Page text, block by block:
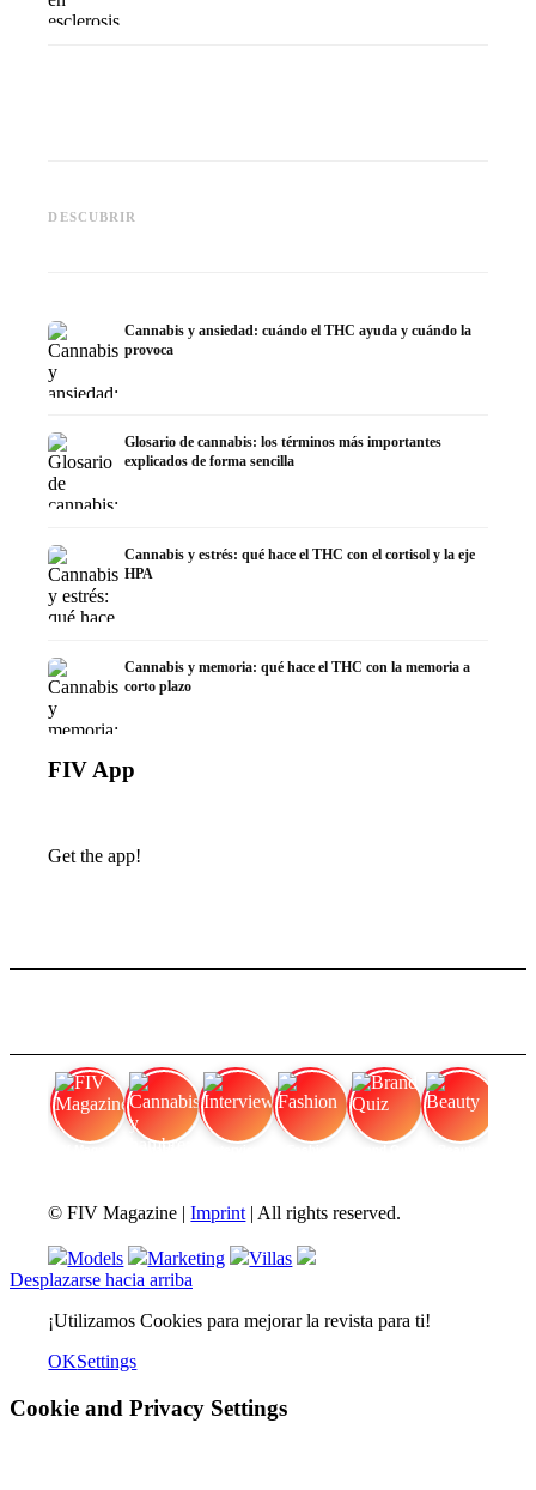
DESCUBRIR
la investigación
Cannabis y ansiedad: cuándo el THC ayuda y cuándo la
provoca
Glosario de cannabis: los términos más importantes
explicados de forma sencilla
Cannabis y estrés: qué hace el THC con el cortisol y la eje
HPA
Cannabis y memoria: qué hace el THC con la memoria a
corto plazo
FIV App
Get the app!
© FIV Magazine |Imprint| All rights reserved.
Models Marketing
Villas
Desplazarse hacia arriba
¡Utilizamos Cookies para mejorar la revista para ti!
OKSettings
Cookie and Privacy Settings